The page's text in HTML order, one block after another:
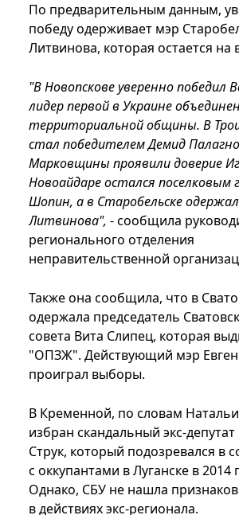
По предварительным данным,
победу одерживает мэр
Литвинова, которая остается на
"В Новопскове уверенно победил
лидер первой в Украине
территориальной общины. В
стал победителем Демид
Марковщины проявили доверие
Новоайдаре остался поселковым
Шопин, а в Старобельске
Литвинова", - сообщила
регионального отделения
неправительственной
Также она сообщила, что в
одержала председатель
совета Вита Слипец, которая
"ОПЗЖ". Действующий мэр
проиграл выборы.
В Кременной, по словам
избран скандальный экс-
Струк, который подозревался в
с оккупантами в Луганске в 2014
Однако, СБУ не нашла
в действиях экс-регионала.